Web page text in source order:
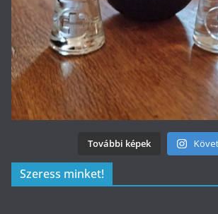
További képek
Szeress minket!